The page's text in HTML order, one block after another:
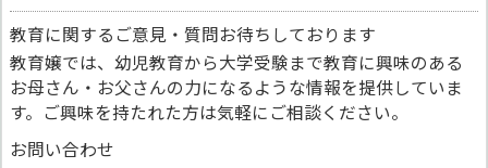
教育に関するご意見・質問お待ちしております
教育嬢では、幼児教育から大学受験まで教育に興味のある
お母さん・お父さんの力になるような情報を提供していま
す。ご興味を持たれた方は気軽にご相談ください。
お問い合わせ